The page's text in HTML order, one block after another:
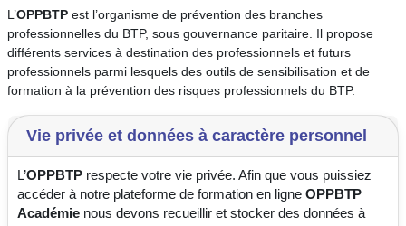
L’OPPBTP est l’organisme de prévention des branches
professionnelles du BTP, sous gouvernance paritaire. Il propose
différents services à destination des professionnels et futurs
professionnels parmi lesquels des outils de sensibilisation et de
formation à la prévention des risques professionnels du BTP.
Vie privée et données à caractère personnel
L’OPPBTP respecte votre vie privée. Afin que vous puissiez
accéder à notre plateforme de formation en ligne OPPBTP
Académie nous devons recueillir et stocker des données à